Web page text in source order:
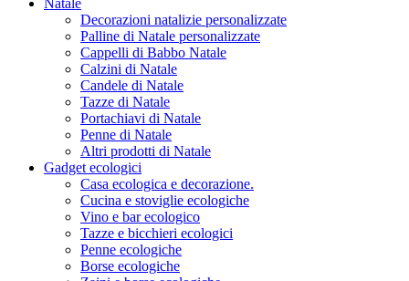
Decorazioni natalizie personalizzate
Palline di Natale personalizzate
Cappelli di Babbo Natale
Calzini di Natale
Candele di Natale
Tazze di Natale
Portachiavi di Natale
Penne di Natale
Altri prodotti di Natale
Gadget ecologici
Casa ecologica e decorazione.
Cucina e stoviglie ecologiche
Vino e bar ecologico
Tazze e bicchieri ecologici
Penne ecologiche
Borse ecologiche